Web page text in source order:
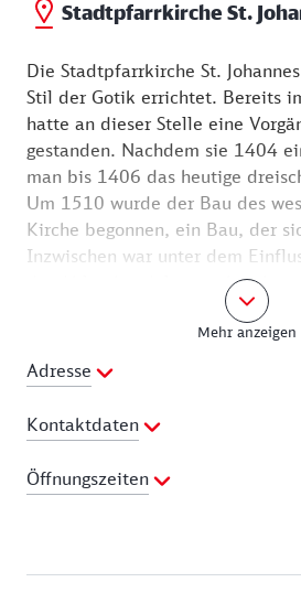
Stadtpfarrkirche St.
Die Stadtpfarrkirche St.
Stil der Gotik errichtet. Bereits
hatte an dieser Stelle eine
gestanden. Nachdem sie 1404
man bis 1406 das heutige
Um 1510 wurde der Bau des
Kirche begonnen, ein Bau, der
Inzwischen war unter dem
der Ablasshandel
finanziell weniger Spielraum
1550er Jahren waren dem Turm
Geschosse und der Spitzhelm
1770 wurde an der Südseite der
angebaut.
Die Innenausstattung ist
Restaurierungen kaum mehr im
Relief, das die Taufe Christi
Mehr anzeigen
Adresse
Kontaktdaten
Telefon:09261 610620
Öffnungszeiten
Mittwoch:09:00 - 12:00 Uhr